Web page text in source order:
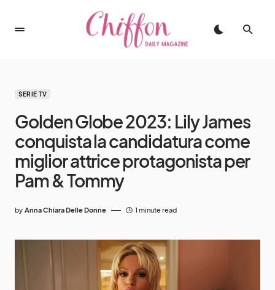
SERIE TV
Golden Globe 2023: Lily James
conquista la candidatura come
miglior attrice protagonista per
Pam & Tommy
by Anna Chiara Delle Donne 1 minute read